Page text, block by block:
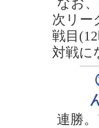
なお
次リー
戦目
対戦に
連勝